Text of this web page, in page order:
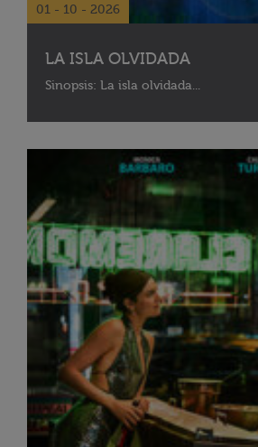
01 - 10 - 2026
LA ISLA OLVIDADA
Sinopsis: La isla olvidada...